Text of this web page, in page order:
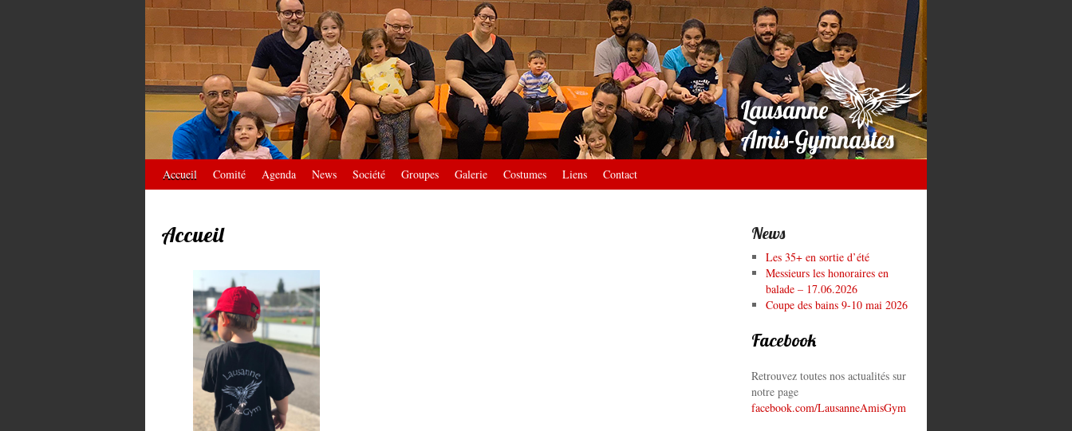
Accueil Comité Agenda News Société Groupes Galerie Costumes Liens Contact
Accueil News
Les 35+ en sortie d’été
Messieurs les honoraires en
balade – 17.06.2026
Coupe des bains 9-10 mai 2026
Facebook
Retrouvez toutes nos actualités sur
notre page
facebook.com/LausanneAmisGym